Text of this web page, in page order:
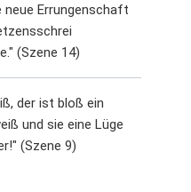
neue Errungenschaft
(Szene 14)
der ist bloß ein
und sie eine Lüge
(Szene 9)